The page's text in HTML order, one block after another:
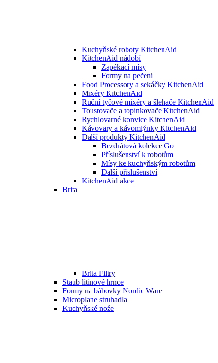
Kuchyňské roboty KitchenAid
KitchenAid nádobí
Zapékací mísy
Formy na pečení
Food Processory a sekáčky KitchenAid
Mixéry KitchenAid
Ruční tyčové mixéry a šlehače KitchenAid
Toustovače a topinkovače KitchenAid
Rychlovarné konvice KitchenAid
Kávovary a kávomlýnky KitchenAid
Další produkty KitchenAid
Bezdrátová kolekce Go
Příslušenství k robotům
Mísy ke kuchyňským robotům
Další příslušenství
KitchenAid akce
Brita
Brita Filtry
Staub litinové hrnce
Formy na bábovky Nordic Ware
Microplane struhadla
Kuchyňské nože